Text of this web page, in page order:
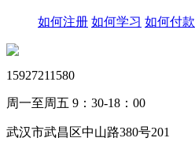
如何注册 如何学习 如何付款
15927211580
周一至周五 9：30-18：00
武汉市武昌区中山路380号201